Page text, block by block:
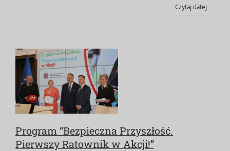
Czytaj dalej
Program “Bezpieczna Przyszłość.
Pierwszy Ratownik w Akcji!”